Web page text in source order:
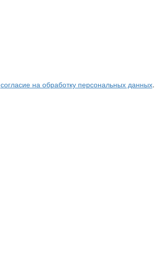
согласие на обработку персональных данных.